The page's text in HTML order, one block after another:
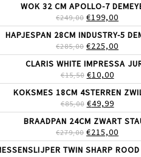
WOK 32 CM APOLLO-7
€249,00
PRIJS
WAS:
€249,00.
€199,00
PRIJS
IS:
HAPJESPAN 28CM INDUSTRY-5
€285,00
PRIJS
WAS:
€285,00.
€225,00
PRIJS
IS:
CLARIS WHITE IMPRESSA
€15,50
PRIJS
WAS:
€15,50.
€10,00HUIDIGE
PRIJS
IS:
€10,00.
KOKSMES 18CM 4STERREN
€85,00
PRIJS
WAS:
€85,00.
€49,99HUIDIGE
PRIJS
IS:
€49,99.
BRAADPAN 24CM ZWART
€279,00
PRIJS
WAS:
€215,00
PRIJS
IS:
TWIN SHARP